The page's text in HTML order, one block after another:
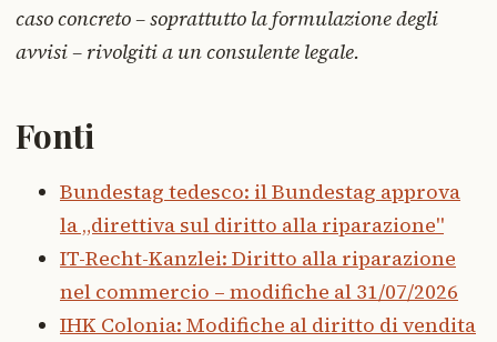
caso concreto – soprattutto la formulazione degli
avvisi – rivolgiti a un consulente legale.
Fonti
Bundestag tedesco: il Bundestag approva
la „direttiva sul diritto alla riparazione"
IT-Recht-Kanzlei: Diritto alla riparazione
nel commercio – modifiche al 31/07/2026
IHK Colonia: Modifiche al diritto di vendita